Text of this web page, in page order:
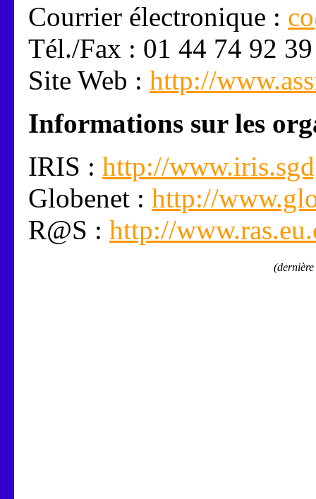
Courrier électronique :
Tél./Fax : 01 44 74 92 39
Site Web : http://
Informations sur les
IRIS : http://
Globenet : http://
R@S : http://